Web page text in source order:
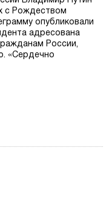
с Рождеством
опубликовали
адресована
России,
«Сердечно